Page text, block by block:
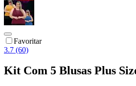
Favoritar
3.7 (60)
Kit Com 5 Blusas Plus